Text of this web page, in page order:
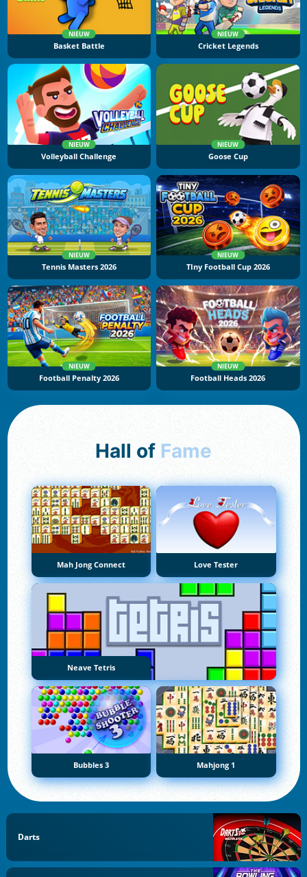
NIEUW
Basket Battle
NIEUW
Cricket Legends
NIEUW
Volleyball Challenge
NIEUW
Goose Cup
NIEUW
Tennis Masters 2026
NIEUW
TIny Football Cup 2026
NIEUW
Football Penalty 2026
NIEUW
Football Heads 2026
Hall of Fame
Mah Jong Connect Love Tester
Neave Tetris
Bubbles 3 Mahjong 1
Darts